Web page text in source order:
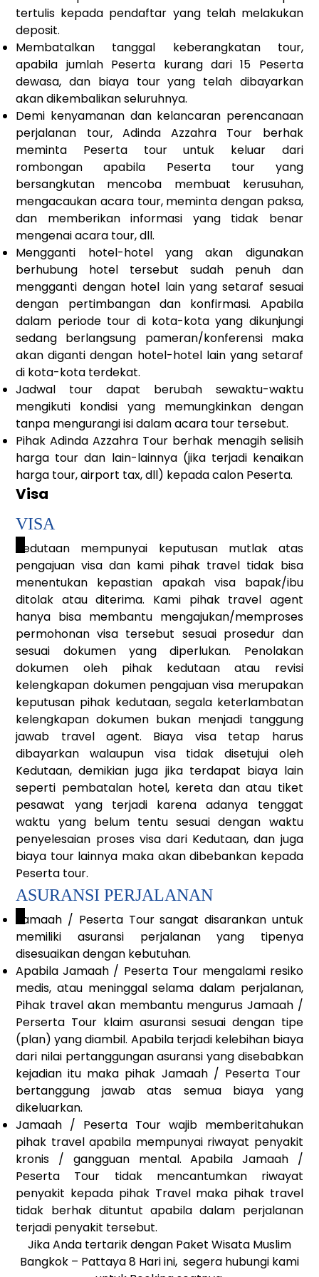
tertulis kepada pendaftar yang telah melakukan
deposit.
Membatalkan tanggal keberangkatan tour,
apabila jumlah Peserta kurang dari 15 Peserta
dewasa, dan biaya tour yang telah dibayarkan
akan dikembalikan seluruhnya.
Demi kenyamanan dan kelancaran perencanaan
perjalanan tour, Adinda Azzahra Tour berhak
meminta Peserta tour untuk keluar dari
rombongan apabila Peserta tour yang
bersangkutan mencoba membuat kerusuhan,
mengacaukan acara tour, meminta dengan paksa,
dan memberikan informasi yang tidak benar
mengenai acara tour, dll.
Mengganti hotel-hotel yang akan digunakan
berhubung hotel tersebut sudah penuh dan
mengganti dengan hotel lain yang setaraf sesuai
dengan pertimbangan dan konfirmasi. Apabila
dalam periode tour di kota-kota yang dikunjungi
sedang berlangsung pameran/konferensi maka
akan diganti dengan hotel-hotel lain yang setaraf
di kota-kota terdekat.
Jadwal tour dapat berubah sewaktu-waktu
mengikuti kondisi yang memungkinkan dengan
tanpa mengurangi isi dalam acara tour tersebut.
Pihak Adinda Azzahra Tour berhak menagih selisih
harga tour dan lain-lainnya (jika terjadi kenaikan
harga tour, airport tax, dll) kepada calon Peserta.
Visa
VISA
_Kedutaan mempunyai keputusan mutlak atas
pengajuan visa dan kami pihak travel tidak bisa
menentukan kepastian apakah visa bapak/ibu
ditolak atau diterima. Kami pihak travel agent
hanya bisa membantu mengajukan/memproses
permohonan visa tersebut sesuai prosedur dan
sesuai dokumen yang diperlukan. Penolakan
dokumen oleh pihak kedutaan atau revisi
kelengkapan dokumen pengajuan visa merupakan
keputusan pihak kedutaan, segala keterlambatan
kelengkapan dokumen bukan menjadi tanggung
jawab travel agent. Biaya visa tetap harus
dibayarkan walaupun visa tidak disetujui oleh
Kedutaan, demikian juga jika terdapat biaya lain
seperti pembatalan hotel, kereta dan atau tiket
pesawat yang terjadi karena adanya tenggat
waktu yang belum tentu sesuai dengan waktu
penyelesaian proses visa dari Kedutaan, dan juga
biaya tour lainnya maka akan dibebankan kepada
Peserta tour.
ASURANSI PERJALANAN
_Jamaah / Peserta Tour sangat disarankan untuk
memiliki asuransi perjalanan yang tipenya
disesuaikan dengan kebutuhan.
Apabila Jamaah / Peserta Tour mengalami resiko
medis, atau meninggal selama dalam perjalanan,
Pihak travel akan membantu mengurus Jamaah /
Perserta Tour klaim asuransi sesuai dengan tipe
(plan) yang diambil. Apabila terjadi kelebihan biaya
dari nilai pertanggungan asuransi yang disebabkan
kejadian itu maka pihak Jamaah / Peserta Tour
bertanggung jawab atas semua biaya yang
dikeluarkan.
Jamaah / Peserta Tour wajib memberitahukan
pihak travel apabila mempunyai riwayat penyakit
kronis / gangguan mental. Apabila Jamaah /
Peserta Tour tidak mencantumkan riwayat
penyakit kepada pihak Travel maka pihak travel
tidak berhak dituntut apabila dalam perjalanan
terjadi penyakit tersebut.
Jika Anda tertarik dengan Paket Wisata Muslim
Bangkok – Pattaya 8 Hariini, segera hubungi kami